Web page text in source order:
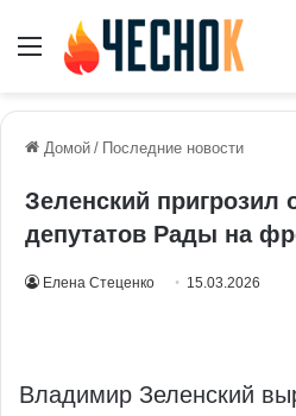
Меню
Домой / Последние новости
Зеленский пригрозил
депутатов Рады на
Елена Стеценко 15.03.2026
Владимир Зеленский